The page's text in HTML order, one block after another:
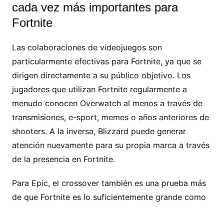
cada vez más importantes para
Fortnite
Las colaboraciones de videojuegos son
particularmente efectivas para Fortnite, ya que se
dirigen directamente a su público objetivo. Los
jugadores que utilizan Fortnite regularmente a
menudo conocen Overwatch al menos a través de
transmisiones, e-sport, memes o años anteriores de
shooters. A la inversa, Blizzard puede generar
atención nuevamente para su propia marca a través
de la presencia en Fortnite.
Para Epic, el crossover también es una prueba más
de que Fortnite es lo suficientemente grande como